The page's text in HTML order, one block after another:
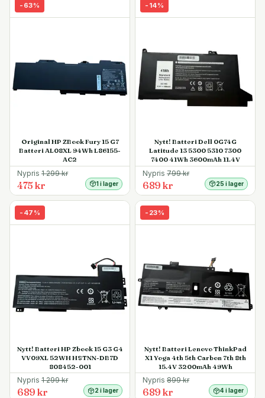
- 63%
Original HP ZBook Fury 15 G7
Batteri AL08XL 94Wh L86155-
AC2
Nypris 1 299kr
475 kr 1 i lager
- 14%
Nytt! Batteri Dell 0G74G
Latitude 13 5300 5310 7300
7400 41Wh 3600mAh 11.4V
Nypris 799kr
689 kr 25 i lager
- 47 %
Nytt! Batteri HP Zbook 15 G3 G4
VV09XL 52WH HSTNN-DB7D
808452-001
Nypris 1 299kr
689 kr 2 i lager
- 23%
Nytt! Batteri Lenovo ThinkPad
X1 Yoga 4th 5th Carbon 7th 8th
15.4V 3200mAh 49Wh
Nypris 899kr
689 kr 4 i lager